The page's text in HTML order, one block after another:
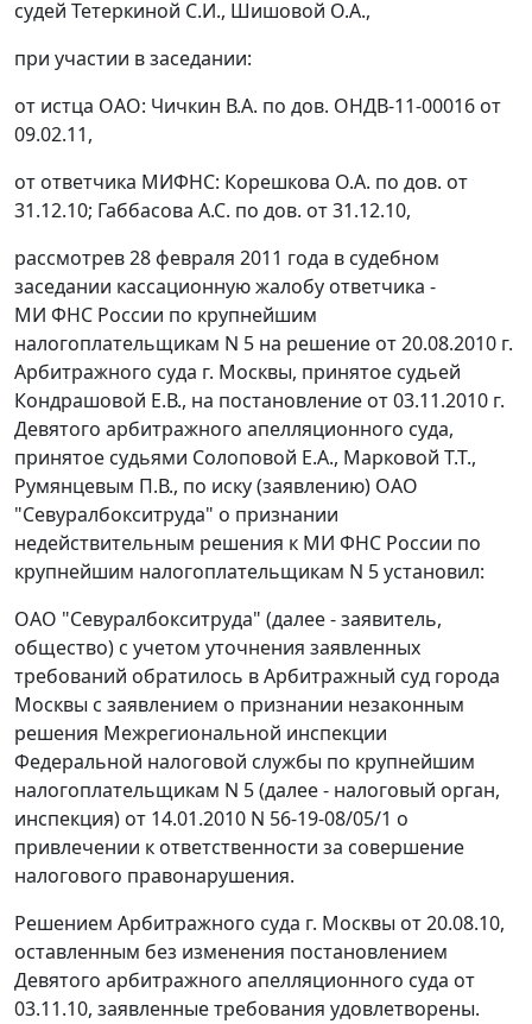
судей Тетеркиной С.И., Шишовой О.А.,
при участии в заседании:
от истца ОАО: Чичкин В.А. по дов. ОНДВ-11-00016 от
09.02.11,
от ответчика МИФНС: Корешкова О.А. по дов. от
31.12.10; Габбасова А.С. по дов. от 31.12.10,
рассмотрев 28 февраля 2011 года в судебном
заседании кассационную жалобу ответчика -
МИ ФНС России по крупнейшим
налогоплательщикам N 5 на решение от 20.08.2010 г.
Арбитражного суда г. Москвы, принятое судьей
Кондрашовой Е.В., на постановление от 03.11.2010 г.
Девятого арбитражного апелляционного суда,
принятое судьями Солоповой Е.А., Марковой Т.Т.,
Румянцевым П.В., по иску (заявлению) ОАО
"Севуралбокситруда" о признании
недействительным решения к МИ ФНС России по
крупнейшим налогоплательщикам N 5 установил:
ОАО "Севуралбокситруда" (далее - заявитель,
общество) с учетом уточнения заявленных
требований обратилось в Арбитражный суд города
Москвы с заявлением о признании незаконным
решения Межрегиональной инспекции
Федеральной налоговой службы по крупнейшим
налогоплательщикам N 5 (далее - налоговый орган,
инспекция) от 14.01.2010 N 56-19-08/05/1 о
привлечении к ответственности за совершение
налогового правонарушения.
Решением Арбитражного суда г. Москвы от 20.08.10,
оставленным без изменения постановлением
Девятого арбитражного апелляционного суда от
03.11.10, заявленные требования удовлетворены.